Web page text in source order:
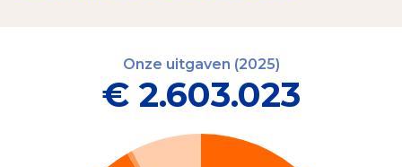
Onze uitgaven (2025)
€ 2.603.023